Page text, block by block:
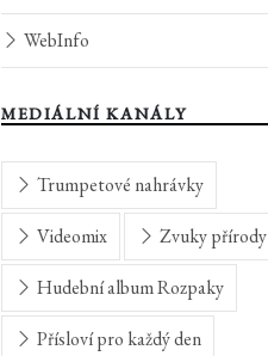
WebInfo
MEDIÁLNÍ KANÁLY
Trumpetové nahrávky
Videomix Zvuky přírody
Hudební album Rozpaky
Přísloví pro každý den